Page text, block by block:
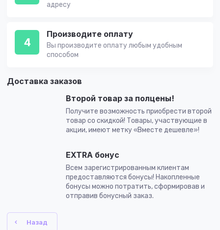
адресу
4
Производите оплату
Вы производите оплату любым удобным
способом
Доставка заказов
Второй товар за полцены!
Получите возможность приобрести второй
товар со скидкой! Товары, участвующие в
акции, имеют метку «Вместе дешевле»!
EXTRA бонус
Всем зарегистрированным клиентам
предоставляются бонусы! Накопленные
бонусы можно потратить, сформировав и
отправив бонусный заказ.
Назад